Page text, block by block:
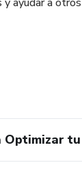
Optimizar